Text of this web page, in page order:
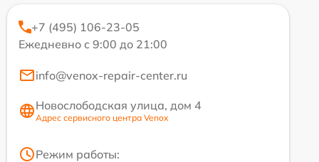
+7 (495) 106-23-05
Ежедневно с 9:00 до 21:00
info@venox-repair-center.ru
Новослободская улица, дом 4
Адрес сервисного центра Venox
Режим работы: